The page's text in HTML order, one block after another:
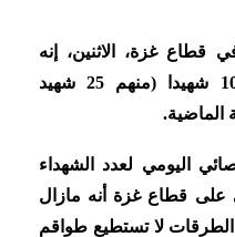
قطاع غزة، الاثنين، إنه
وصل مستشفيات قطاع غزة 100 شهيدا (منهم 25 شهيد
اليومي لعدد الشهداء
على قطاع غزة أنه مازال
لا تستطيع طواقم